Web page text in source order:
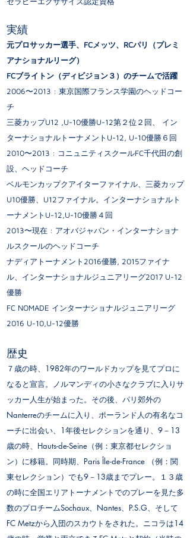
実績
元プロサッカー選手、FCメッツ、RCパリ（プレミ
アナショナルリーグ）
FCブライトン（ディビジョン３）のチームで活躍
2006〜2013 : 東京国際フランス学園のヘッドコー
チ
三菱カップU12 ,U-10優勝U-12第２位２回、 イン
ターナショナルトーナメントU-12, U-10優勝６回
2010〜2013 : コニュニティスクールFC千代田の創
設、ヘッドコーチ
ベルモンカップクアイターファイナル、三菱カップ
U10優勝、U12ファイナル。インターナショナルト
ーナメントU-12,U-10優勝４回
2013〜現在 : アオバジャパン・インターナショナ
ルスクールのヘッドコーチ
ナディアトーナメント2016優勝, 2015ファイナ
ル、インターナショナルジュニアリーグ2017 U-12
優勝
FC NOMADE インターナショナルジュニアリーグ
2016 U-10,U-12優勝
歴史
７歳の時、1982年のワールドカップを見てプロに
なると宣言。ノルマンディの小さなクラブに入りサ
ッカー人生が始まった。その後、パリ郊外の
Nanterreのチームに入り、ポーランド人の有名なコ
ーチに出会い、1年後セレクションを通り、9－13
歳の時、Hauts-de-Seine（例：東京都セレクショ
ン）に移籍。同時期、Paris Île-de-France （例：関
東セレクション）でも9－13歳までプレー。１３歳
の時に全国エリアトーナメントでのプレーを見た多
数のプロチームSochaux、Nantes、P.S.G、そして
FC Metzから入団のスカウトをされた。ニコラは14